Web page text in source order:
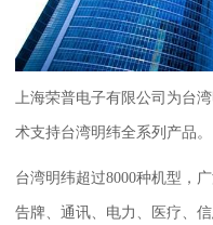
上海荣普电子有限公司为台
术支持台湾明纬全系列产品。
台湾明纬超过8000种机型，
告牌、 通讯、电力、医疗、